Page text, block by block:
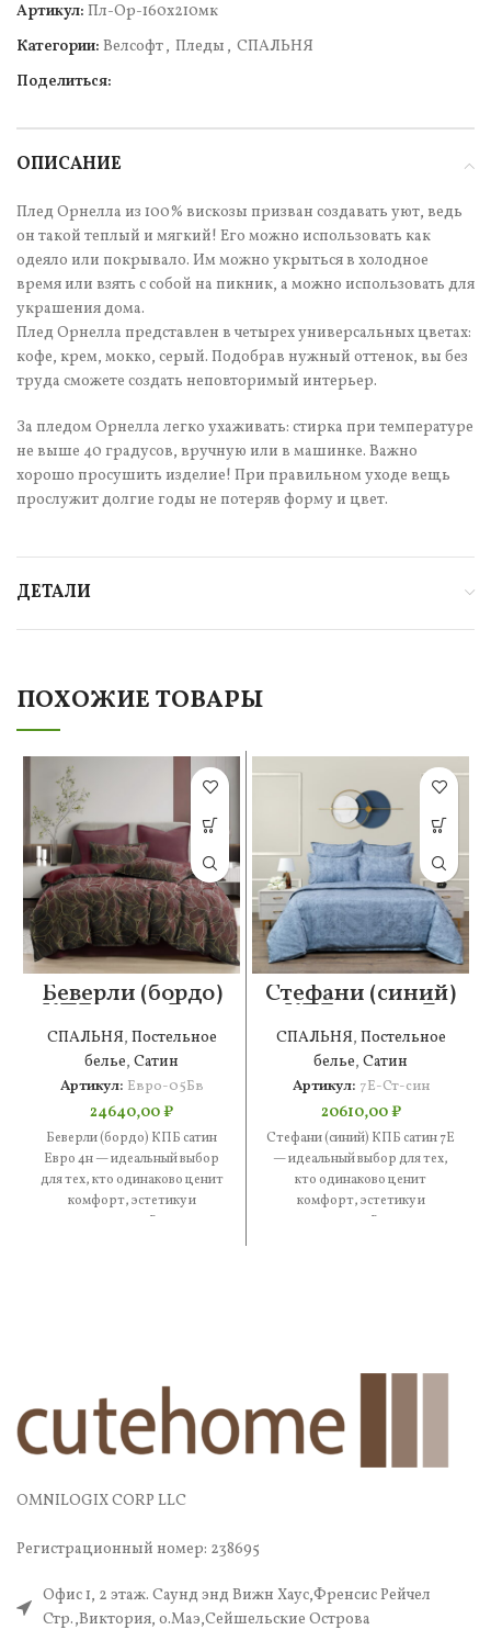
Артикул: Пл-Ор-160х210мк
Категории: Велсофт, Пледы , СПАЛЬНЯ
Поделиться:
ОПИСАНИЕ
Плед Орнелла из 100% вискозы призван создавать уют, ведь
он такой теплый и мягкий! Его можно использовать как
одеяло или покрывало. Им можно укрыться в холодное
время или взять с собой на пикник, а можно использовать для
украшения дома.
Плед Орнелла представлен в четырех универсальных цветах:
кофе, крем, мокко, серый. Подобрав нужный оттенок, вы без
труда сможете создать неповторимый интерьер.
За пледом Орнелла легко ухаживать: стирка при температуре
не выше 40 градусов, вручную или в машинке. Важно
хорошо просушить изделие! При правильном уходе вещь
прослужит долгие годы не потеряв форму и цвет.
ДЕТАЛИ
ПОХОЖИЕ ТОВАРЫ
Беверли (бордо)
КПБ сатин Евро
4н
СПАЛЬНЯ, Постельное
белье, Сатин
Артикул: Евро-05Бв
24640,00₽
Беверли (бордо) КПБ сатин
Евро 4н — идеальный выбор
для тех, кто одинаково ценит
комфорт, эстетику и
практичность. В составе
Стефани (синий)
КПБ сатин 7Е
СПАЛЬНЯ, Постельное
белье, Сатин
Артикул: 7Е-Ст-син
20610,00₽
Стефани (синий) КПБ сатин 7Е
— идеальный выбор для тех,
кто одинаково ценит
комфорт, эстетику и
практичность. В составе —
OMNILOGIX CORP LLC
Регистрационный номер: 238695
Офис 1, 2 этаж. Саунд энд Вижн Хаус,Френсис Рейчел
Стр.,Виктория, о.Маэ,Сейшельские Острова